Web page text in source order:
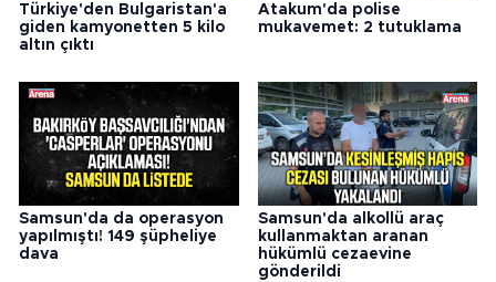
Türkiye'den Bulgaristan'a
giden kamyonetten 5 kilo
altın çıktı
Atakum'da polise
mukavemet: 2 tutuklama
Samsun'da da operasyon
yapılmıştı! 149 şüpheliye
dava
Samsun'da alkollü araç
kullanmaktan aranan
hükümlü cezaevine
gönderildi